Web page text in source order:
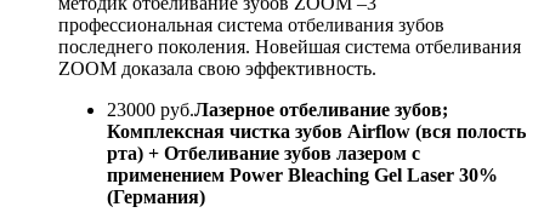
профессиональная система отбеливания зубов
последнего поколения. Новейшая система отбеливания
ZOOM доказала свою эффективность.
23000 руб.Лазерное отбеливание зубов;
Комплексная чистка зубов Airflow (вся полость
рта) + Отбеливание зубов лазером с
применением Power Bleaching Gel Laser 30%
(Германия)